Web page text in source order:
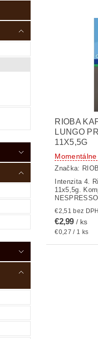
RIOBA
LUNGO
11X5,5G
Značka:
Intenzita 4.
11x5,5g.
€2,51 bez DPH
€2,99 / ks
€0,27 / 1 ks